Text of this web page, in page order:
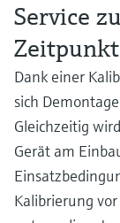
Service
Zeitpunkt
Dank einer
sich
Gleichzeitig
Gerät am
Kalibrierung